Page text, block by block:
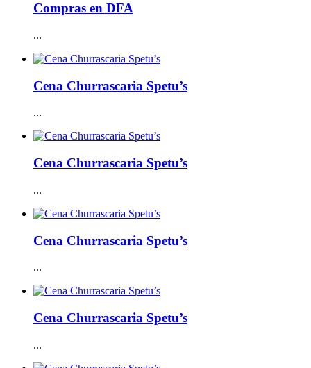
Compras en DFA
...
Cena Churrascaria Spetu’s
...
Cena Churrascaria Spetu’s
...
Cena Churrascaria Spetu’s
...
Cena Churrascaria Spetu’s
...